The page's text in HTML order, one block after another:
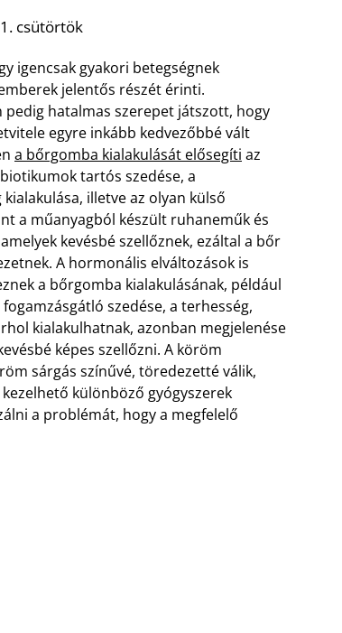
csütörtök
igencsak gyakori betegségnek
jelentős részét érinti.
pedig hatalmas szerepet játszott, hogy
egyre inkább kedvezőbbé vált
a bőrgomba kialakulását elősegíti az
tartós szedése, a
illetve az olyan külső
a műanyagból készült ruhaneműk és
kevésbé szellőznek, ezáltal a bőr
A hormonális elváltozások is
a bőrgomba kialakulásának, például
szedése, a terhesség,
kialakulhatnak, azonban megjelenése
képes szellőzni. A köröm
sárgás színűvé, töredezetté válik,
különböző gyógyszerek
a problémát, hogy a megfelelő